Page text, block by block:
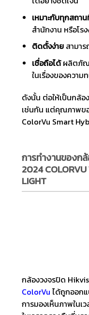
เหมาะกับทุกสถา
สำนักงาน หรือโร
ติดตั้งง่ายสามาร
เชื่อถือได้ผลิตภัณ
ในเรื่องของควา
ดังนั้น ต่อให้เป็นกล้
เช่นกัน แต่คุณภาพข
ColorVu Smart
การทำงานของก
2024 COLORVU
LIGHT
กล้องวงจรปิด
ColorVu ได้ถูกออก
การมองเห็นภาพในเ